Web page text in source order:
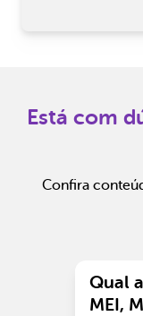
Está com
Confira
Qual
MEI,